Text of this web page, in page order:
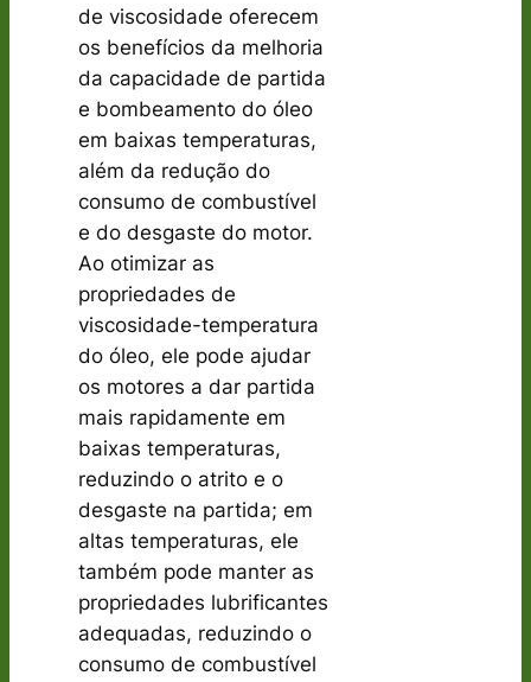
de viscosidade oferecem
os benefícios da melhoria
da capacidade de partida
e bombeamento do óleo
em baixas temperaturas,
além da redução do
consumo de combustível
e do desgaste do motor.
Ao otimizar as
propriedades de
viscosidade-temperatura
do óleo, ele pode ajudar
os motores a dar partida
mais rapidamente em
baixas temperaturas,
reduzindo o atrito e o
desgaste na partida; em
altas temperaturas, ele
também pode manter as
propriedades lubrificantes
adequadas, reduzindo o
consumo de combustível